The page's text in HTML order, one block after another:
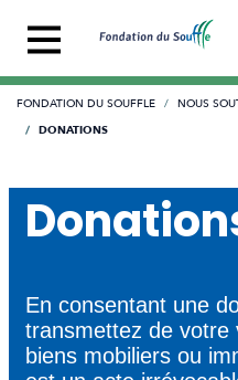
Fil d'Ariane
FONDATION DU SOUFFLE NOUS
DONATIONS
En consentant une
transmettez de votre
biens mobiliers ou